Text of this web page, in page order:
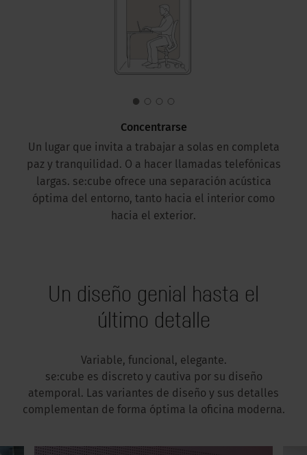
Concentrarse
Un lugar que invita a trabajar a solas en completa
paz y tranquilidad. O a hacer llamadas telefónicas
largas. se:cube ofrece una separación acústica
óptima del entorno, tanto hacia el interior como
hacia el exterior.
Un diseño genial hasta el
último detalle
Variable, funcional, elegante.
se:cube es discreto y cautiva por su diseño
atemporal. Las variantes de diseño y sus detalles
complementan de forma óptima la oficina moderna.